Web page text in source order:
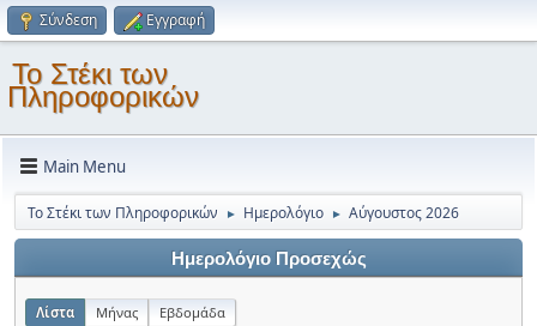
Σύνδεση Εγγραφή
Το Στέκι των
Πληροφορικών
Main Menu
Το Στέκι των Πληροφορικών ► Ημερολόγιο ► Αύγουστος 2026
Ημερολόγιο Προσεχώς
Λίστα Μήνας Εβδομάδα